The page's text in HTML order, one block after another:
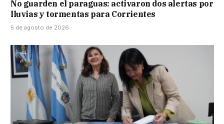
No guarden el paraguas: activaron dos alertas por
lluvias y tormentas para Corrientes
5 de agosto de 2026